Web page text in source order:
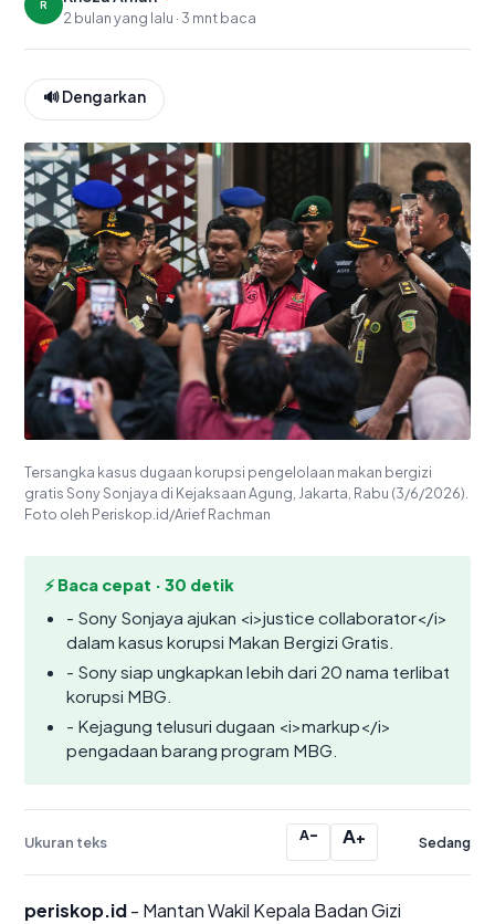
R
2 bulan yang lalu · 3 mnt baca
🔊 Dengarkan
Tersangka kasus dugaan korupsi pengelolaan makan bergizi
gratis Sony Sonjaya di Kejaksaan Agung, Jakarta, Rabu (3/6/2026).
Foto oleh Periskop.id/Arief Rachman
⚡ Baca cepat · 30 detik
- Sony Sonjaya ajukan <i>justice collaborator</i>
dalam kasus korupsi Makan Bergizi Gratis.
- Sony siap ungkapkan lebih dari 20 nama terlibat
korupsi MBG.
- Kejagung telusuri dugaan <i>markup</i>
pengadaan barang program MBG.
Ukuran teks A− A+ Sedang
periskop.id- Mantan Wakil Kepala Badan Gizi